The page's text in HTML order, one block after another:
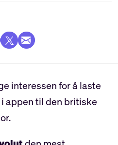
interessen for å laste
appen til den britiske